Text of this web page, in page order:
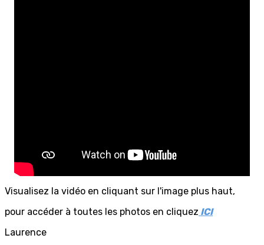
Visualisez la vidéo en cliquant sur l'image plus haut,
pour accéder à toutes les photos en cliquez ICI
Laurence